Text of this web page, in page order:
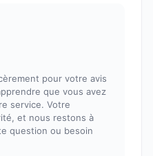
pour votre avis
que vous avez
service. Votre
et nous restons à
question ou besoin